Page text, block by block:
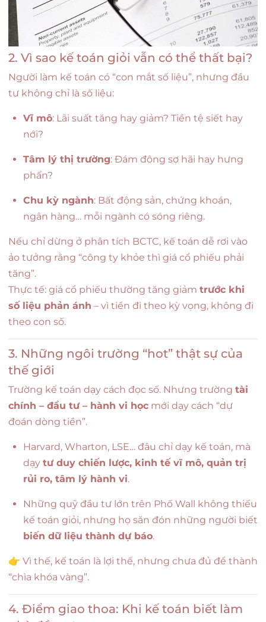
2. Vì sao kế toán giỏi vẫn có thể thất bại?
Người làm kế toán có “con mắt số liệu”, nhưng đầu
tư không chỉ là số liệu:
Vĩ mô: Lãi suất tăng hay giảm? Tiền tệ siết hay
nới?
Tâm lý thị trường: Đám đông sợ hãi hay hưng
phấn?
Chu kỳ ngành: Bất động sản, chứng khoán,
ngân hàng… mỗi ngành có sóng riêng.
Nếu chỉ dừng ở phân tích BCTC, kế toán dễ rơi vào
ảo tưởng rằng “công ty khỏe thì giá cổ phiếu phải
tăng”.
Thực tế: giá cổ phiếu thường tăng giảm trước khi
số liệu phản ánh – vì tiền đi theo kỳ vọng, không đi
theo con số.
3. Những ngôi trường “hot” thật sự của
thế giới
Trường kế toán dạy cách đọc số. Nhưng trường tài
chính – đầu tư – hành vi học mới dạy cách “dự
đoán dòng tiền”.
Harvard, Wharton, LSE… đâu chỉ dạy kế toán, mà
dạy tư duy chiến lược, kinh tế vĩ mô, quản trị
rủi ro, tâm lý hành vi.
Những quỹ đầu tư lớn trên Phố Wall không thiếu
kế toán giỏi, nhưng họ săn đón những người biết
biến dữ liệu thành dự báo.
👉 Vì thế, kế toán là lợi thế, nhưng chưa đủ để thành
“chìa khóa vàng”.
4. Điểm giao thoa: Khi kế toán biết làm